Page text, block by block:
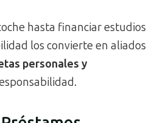
hasta financiar estudios
los convierte en aliados
personales y